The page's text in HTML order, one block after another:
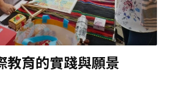
教育的實踐與願景